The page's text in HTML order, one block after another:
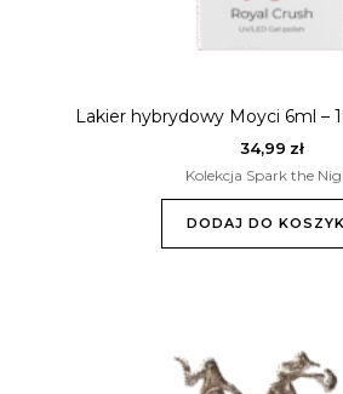
Lakier hybrydowy Moyci 6ml –
34,99 zł
Kolekcja Spark the
DODAJ DO